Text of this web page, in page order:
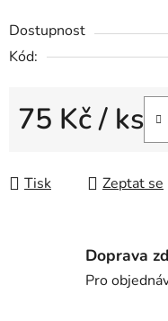
Dostupnost
Kód:
75 Kč/ ks
Tisk Zeptat se
Doprava
Pro